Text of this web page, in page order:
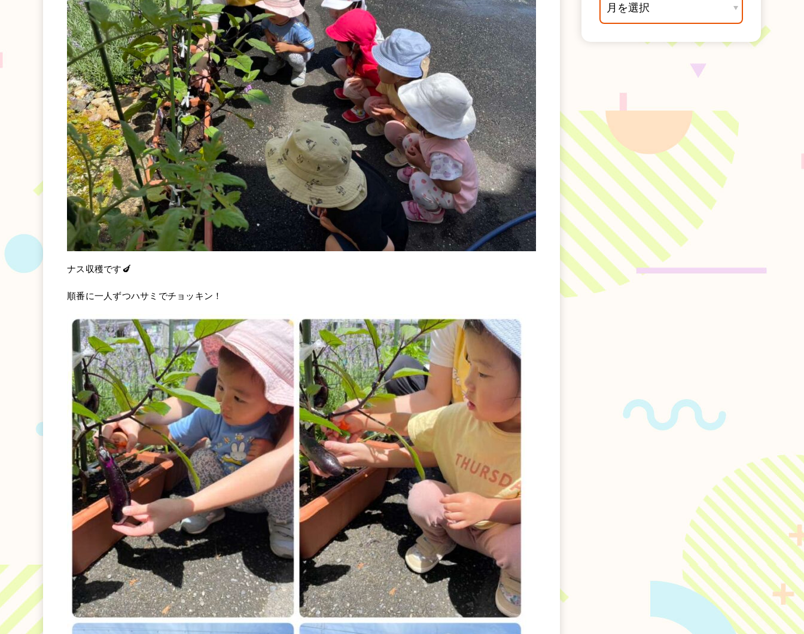
ナス収穫です🍆
順番に一人ずつハサミでチョッキン！